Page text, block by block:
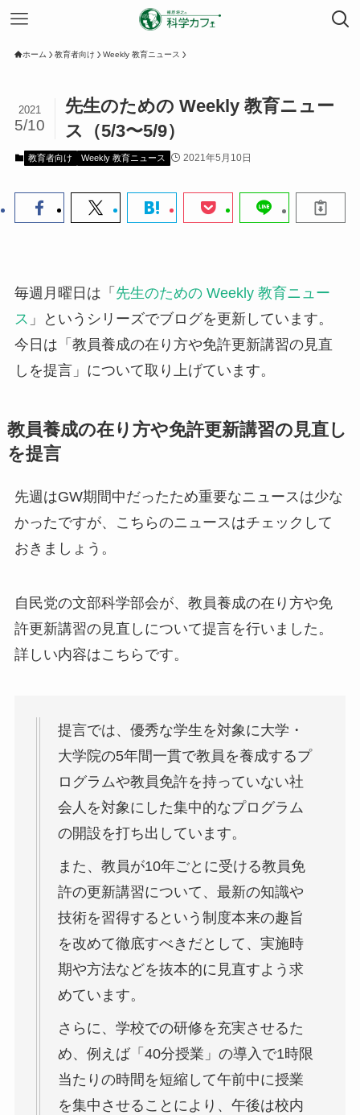
ホーム 教育者向け Weekly 教育ニュース
先生のための Weekly 教育ニュー
ス（5/3〜5/9）
2021
5/10
教育者向け Weekly 教育ニュース 2021年5月10日
毎週月曜日は「 先生のための Weekly 教育ニュー
ス 」というシリーズでブログを更新しています。
今日は「教員養成の在り方や免許更新講習の見直
しを提言」について取り上げています。
教員養成の在り方や免許更新講習の見直し
を提言
先週はGW期間中だったため重要なニュースは少な
かったですが、こちらのニュースはチェックして
おきましょう。
自民党の文部科学部会が、教員養成の在り方や免
許更新講習の見直しについて提言を行いました。
詳しい内容はこちらです。
提言では、優秀な学生を対象に大学・
大学院の5年間一貫で教員を養成するプ
ログラムや教員免許を持っていない社
会人を対象にした集中的なプログラム
の開設を打ち出しています。
また、教員が10年ごとに受ける教員免
許の更新講習について、最新の知識や
技術を習得するという制度本来の趣旨
を改めて徹底すべきだとして、実施時
期や方法などを抜本的に見直すよう求
めています。
さらに、学校での研修を充実させるた
め、例えば「40分授業」の導入で1時限
当たりの時間を短縮して午前中に授業
を集中させることにより、午後は校内